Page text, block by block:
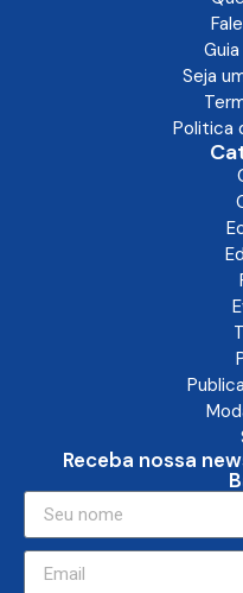
Seja
Politica
Receba nossa